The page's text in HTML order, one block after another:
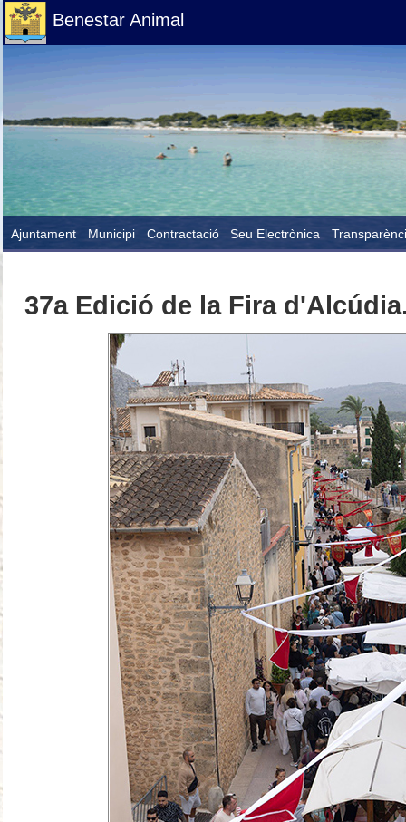
Benestar Animal
Ajuntament Municipi Contractació Seu Electrònica
37a Edició de la Fira